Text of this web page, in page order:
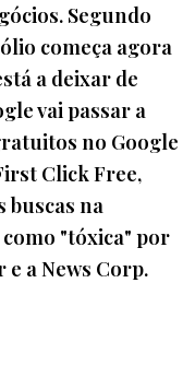
Segundo
começa agora
a deixar de
vai passar a
no Google
Click Free,
buscas na
"tóxica" por
a News Corp.